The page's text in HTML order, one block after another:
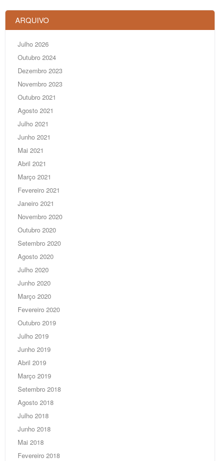
ARQUIVO
Julho 2026
Outubro 2024
Dezembro 2023
Novembro 2023
Outubro 2021
Agosto 2021
Julho 2021
Junho 2021
Mai 2021
Abril 2021
Março 2021
Fevereiro 2021
Janeiro 2021
Novembro 2020
Outubro 2020
Setembro 2020
Agosto 2020
Julho 2020
Junho 2020
Março 2020
Fevereiro 2020
Outubro 2019
Julho 2019
Junho 2019
Abril 2019
Março 2019
Setembro 2018
Agosto 2018
Julho 2018
Junho 2018
Mai 2018
Fevereiro 2018